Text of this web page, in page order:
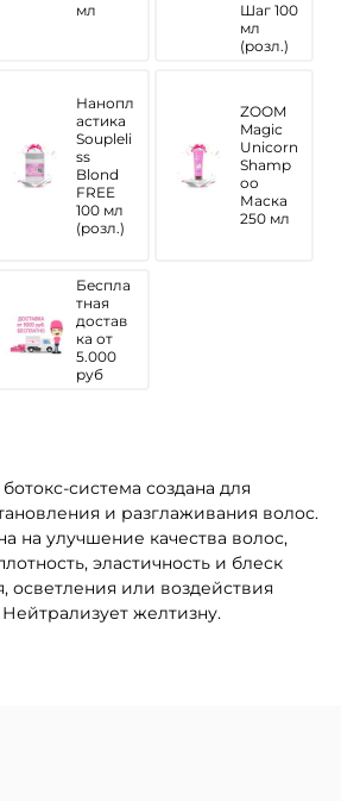
мл
Шаг 100
мл
(розл.)
Нанопл
астика
Soupleli
ss
Blond
FREE
100 мл
(розл.)
ZOOM
Magic
Unicorn
Shamp
oo
Маска
250 мл
Беспла
тная
достав
ка от
5.000
руб
система создана для
и разглаживания волос.
на улучшение качества волос,
эластичность и блеск
осветления или воздействия
желтизну.